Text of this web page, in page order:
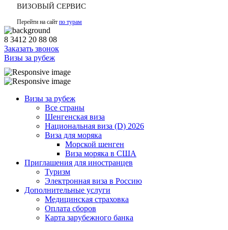
ВИЗОВЫЙ СЕРВИС
Перейти на сайт по турам
8 3412 20 88 08
Заказать звонок
Визы за рубеж
Визы за рубеж
Все страны
Шенгенская виза
Национальная виза (D) 2026
Виза для моряка
Морской шенген
Виза моряка в США
Приглашения для иностранцев
Туризм
Электронная виза в Россию
Дополнительные услуги
Медицинская страховка
Оплата сборов
Карта зарубежного банка